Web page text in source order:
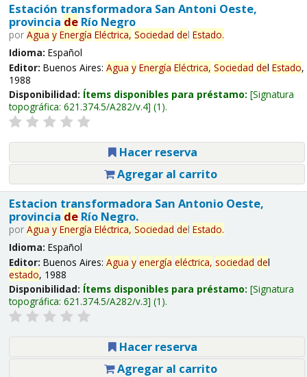
Estación transformadora San Antoni Oeste,
provincia deRío Negro
por Agua y Energía Eléctrica, Sociedad del Estado.
Idioma: Español
Editor: Buenos Aires: Agua y Energía Eléctrica, Sociedad del Estado,
1988
Disponibilidad: Ítems disponibles para préstamo: Signatura
topográfica: 621.374.5/A282/v.4 (1).
Hacer reserva
Agregar al carrito
Estacion transformadora San Antonio Oeste,
provincia deRío Negro.
por Agua y Energía Eléctrica, Sociedad del Estado.
Idioma: Español
Editor: Buenos Aires: Agua y energía eléctrica, sociedad del
estado, 1988
Disponibilidad: Ítems disponibles para préstamo: Signatura
topográfica: 621.374.5/A282/v.3 (1).
Hacer reserva
Agregar al carrito